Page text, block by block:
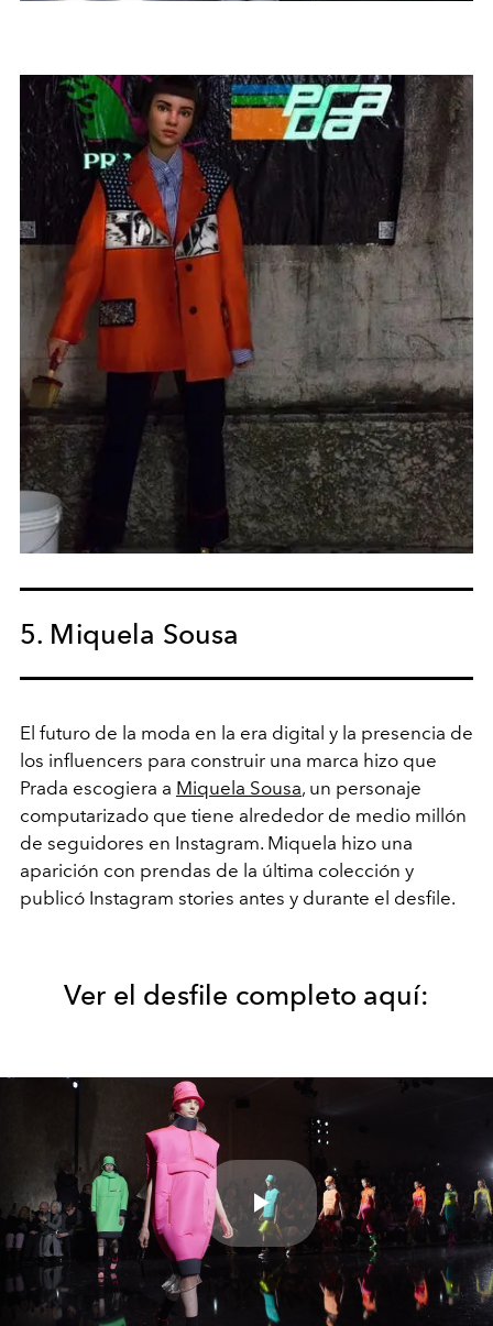
5. Miquela Sousa
El futuro de la moda en la era digital y la presencia de
los influencers para construir una marca hizo que
Prada escogiera a Miquela Sousa, un personaje
computarizado que tiene alrededor de medio millón
de seguidores en Instagram. Miquela hizo una
aparición con prendas de la última colección y
publicó Instagram stories antes y durante el desfile.
Ver el desfile completo aquí:
Play